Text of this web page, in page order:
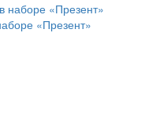
«Презент»